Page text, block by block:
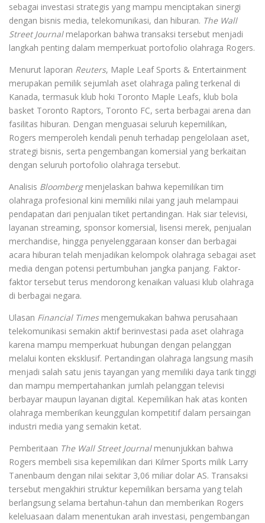
sebagai investasi strategis yang mampu menciptakan sinergi
dengan bisnis media, telekomunikasi, dan hiburan. The Wall
Street Journalmelaporkan bahwa transaksi tersebut menjadi
langkah penting dalam memperkuat portofolio olahraga Rogers.
Menurut laporan Reuters, Maple Leaf Sports & Entertainment
merupakan pemilik sejumlah aset olahraga paling terkenal di
Kanada, termasuk klub hoki Toronto Maple Leafs, klub bola
basket Toronto Raptors, Toronto FC, serta berbagai arena dan
fasilitas hiburan. Dengan menguasai seluruh kepemilikan,
Rogers memperoleh kendali penuh terhadap pengelolaan aset,
strategi bisnis, serta pengembangan komersial yang berkaitan
dengan seluruh portofolio olahraga tersebut.
Analisis Bloombergmenjelaskan bahwa kepemilikan tim
olahraga profesional kini memiliki nilai yang jauh melampaui
pendapatan dari penjualan tiket pertandingan. Hak siar televisi,
layanan streaming, sponsor komersial, lisensi merek, penjualan
merchandise, hingga penyelenggaraan konser dan berbagai
acara hiburan telah menjadikan kelompok olahraga sebagai aset
media dengan potensi pertumbuhan jangka panjang. Faktor-
faktor tersebut terus mendorong kenaikan valuasi klub olahraga
di berbagai negara.
Ulasan Financial Timesmengemukakan bahwa perusahaan
telekomunikasi semakin aktif berinvestasi pada aset olahraga
karena mampu memperkuat hubungan dengan pelanggan
melalui konten eksklusif. Pertandingan olahraga langsung masih
menjadi salah satu jenis tayangan yang memiliki daya tarik tinggi
dan mampu mempertahankan jumlah pelanggan televisi
berbayar maupun layanan digital. Kepemilikan hak atas konten
olahraga memberikan keunggulan kompetitif dalam persaingan
industri media yang semakin ketat.
Pemberitaan The Wall Street Journalmenunjukkan bahwa
Rogers membeli sisa kepemilikan dari Kilmer Sports milik Larry
Tanenbaum dengan nilai sekitar 3,06 miliar dolar AS. Transaksi
tersebut mengakhiri struktur kepemilikan bersama yang telah
berlangsung selama bertahun-tahun dan memberikan Rogers
keleluasaan dalam menentukan arah investasi, pengembangan